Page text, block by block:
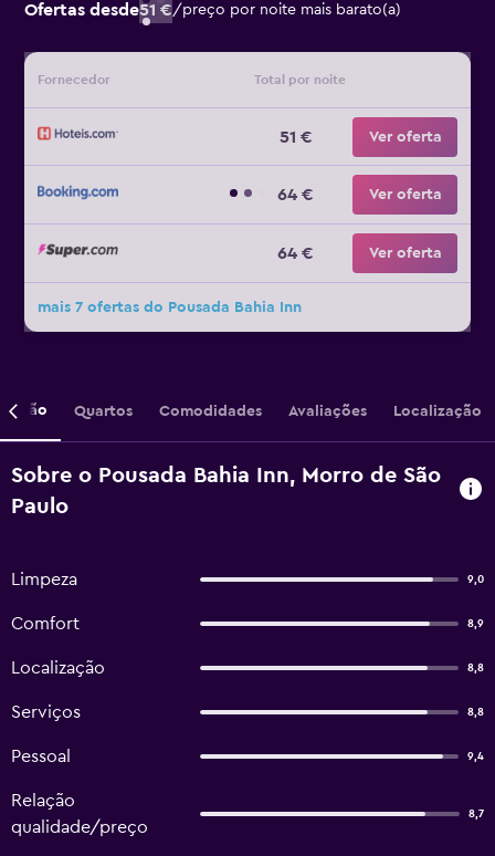
Ofertas desde51 €/preço por noite mais barato(a)
Fornecedor Total por noite
51 € Ver oferta
64 € Ver oferta
64 € Ver oferta
mais 7 ofertas do Pousada Bahia Inn
Quartos Comodidades Avaliações Localização
Sobre o Pousada Bahia Inn, Morro de São
Paulo
Limpeza 9,0
Comfort 8,9
Localização 8,8
Serviços 8,8
Pessoal 9,4
Relação
qualidade/preço
8,7